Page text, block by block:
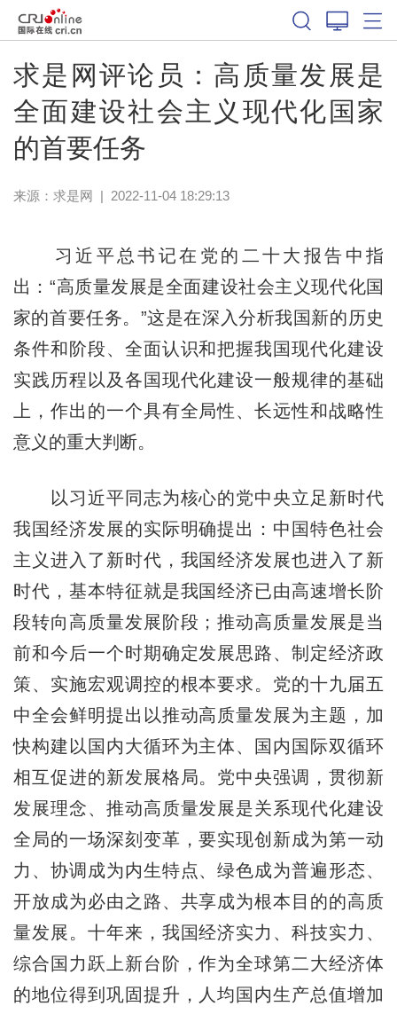
求是网评论员：高质量发展是
全面建设社会主义现代化国家
的首要任务
来源： 求是网 | 2022-11-04 18:29:13
习近平总书记在党的二十大报告中指
出：“高质量发展是全面建设社会主义现代化国
家的首要任务。”这是在深入分析我国新的历史
条件和阶段、全面认识和把握我国现代化建设
实践历程以及各国现代化建设一般规律的基础
上，作出的一个具有全局性、长远性和战略性
意义的重大判断。
以习近平同志为核心的党中央立足新时代
我国经济发展的实际明确提出：中国特色社会
主义进入了新时代，我国经济发展也进入了新
时代，基本特征就是我国经济已由高速增长阶
段转向高质量发展阶段；推动高质量发展是当
前和今后一个时期确定发展思路、制定经济政
策、实施宏观调控的根本要求。党的十九届五
中全会鲜明提出以推动高质量发展为主题，加
快构建以国内大循环为主体、国内国际双循环
相互促进的新发展格局。党中央强调，贯彻新
发展理念、推动高质量发展是关系现代化建设
全局的一场深刻变革，要实现创新成为第一动
力、协调成为内生特点、绿色成为普遍形态、
开放成为必由之路、共享成为根本目的的高质
量发展。十年来，我国经济实力、科技实力、
综合国力跃上新台阶，作为全球第二大经济体
的地位得到巩固提升，人均国内生产总值增加